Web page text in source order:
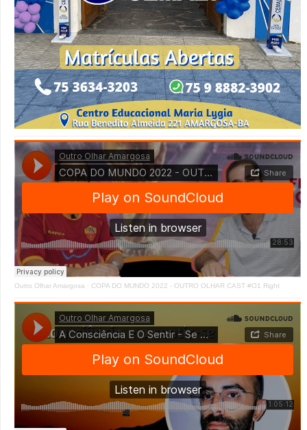
Outro Olhar Amargosa · COPA DO MUNDO 2022 - OUTRO OLHAR CAST #O1 Right